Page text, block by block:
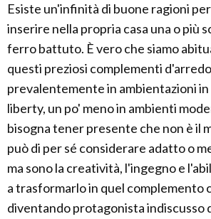
Esiste un'infinità di buone ragioni
inserire nella propria casa una o più
ferro battuto. È vero che siamo
questi preziosi complementi d'arredo
prevalentemente in ambientazioni in
liberty, un po' meno in ambienti
bisogna tener presente che non è il
può di per sé considerare adatto o
ma sono la creatività, l'ingegno e
a trasformarlo in quel complemento
diventando protagonista indiscusso